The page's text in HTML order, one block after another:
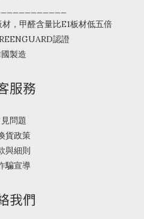
，甲醛含量比E1板材低五倍
認證
製造
服務
問題
貨政策
與細則
騙宣導
我們